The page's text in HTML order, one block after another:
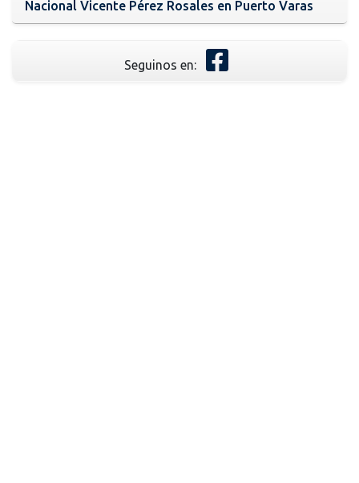
Nacional Vicente Pérez Rosales en Puerto Varas
Seguinos en: